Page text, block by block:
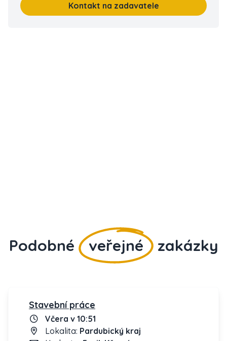
Kontakt na zadavatele
Podobné veřejné zakázky
Stavební práce
Včera v 10:51
Lokalita: Pardubický kraj